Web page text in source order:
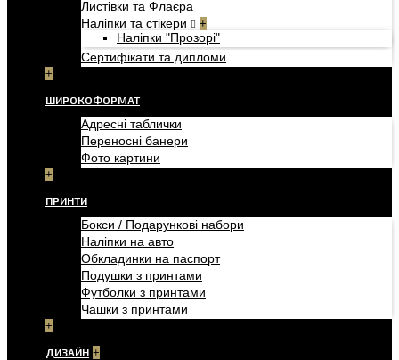
Листівки та Флаєра
Наліпки та стікери
+
Наліпки "Прозорі"
Сертифікати та дипломи
+
ШИРОКОФОРМАТ
Адресні таблички
Переносні банери
Фото картини
+
ПРИНТИ
Бокси / Подарункові набори
Наліпки на авто
Обкладинки на паспорт
Подушки з принтами
Футболки з принтами
Чашки з принтами
+
ДИЗАЙН +